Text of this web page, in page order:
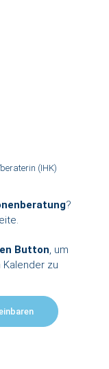
(IHK)
?
Button, um
zu